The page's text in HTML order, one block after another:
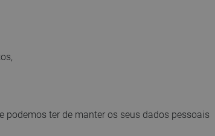
ter de manter os seus dados pessoais